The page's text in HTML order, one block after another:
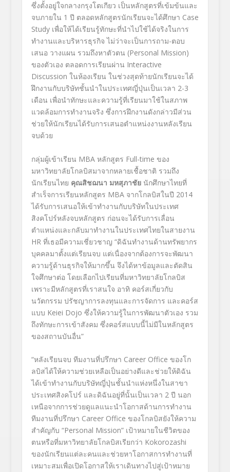
ซึ่งตั้งอยู่ใจกลางกรุงโตเกียว เป็นหลักสูตรที่เข้มข้นและ
จบภายใน 1 ปี ตลอดหลักสูตรนักเรียนจะได้ศึกษา Case
Study เพื่อให้ได้เรียนรู้ทักษะที่นำไปใช้ได้จริงในการ
ทำงานและบริหารธุรกิจ ไม่ว่าจะเป็นการถาม-ตอบ
เสนอ วางแผน รวมถึงหาตัวตน (Personal Mission)
ของตัวเอง ตลอดการเรียนผ่าน Interactive
Discussion ในห้องเรียน ในช่วงสุดท้ายนักเรียนจะได้
ฝึกงานกับบริษัทชั้นนำในประเทศญี่ปุ่นเป็นเวลา 2-3
เดือน เพื่อนำทักษะและความรู้ที่เรียนมาใช้ในสภาพ
แวดล้อมการทำงานจริง ซึ่งการฝึกงานดังกล่าวมีส่วน
ช่วยให้นักเรียนได้รับการเสนอตำแหน่งงานหลังเรียน
จบด้วย
กลุ่มผู้เข้าเรียน MBA หลักสูตร Full-time ของ
มหาวิทยาลัยโกลบิสมาจากหลายเชื้อชาติ รวมถึง
นักเรียนไทย คุณสิชฌนา มหสุภาชัยนักศึกษาไทยที่
สำเร็จการเรียนหลักสูตร MBA จากโกลบิสในปี 2014
ได้รับการเสนอให้เข้าทำงานกับบริษัทในประเทศ
สิงคโปร์หลังจบหลักสูตร ก่อนจะได้รับการเลื่อน
ตำแหน่งและกลับมาทำงานในประเทศไทยในสายงาน
HR ที่เธอมีความเชี่ยวชาญ “ดิฉันทำงานด้านทรัพยากร
บุคคลมาตั้งแต่เรียนจบ แต่เนื่องจากต้องการจะพัฒนา
ความรู้ด้านธุรกิจให้มากขึ้น จึงได้หาข้อมูลและตัดสิน
ใจศึกษาต่อ โดยเลือกไปเรียนที่มหาวิทยาลัยโกลบิส
เพราะมีหลักสูตรที่เราสนใจ อาทิ คอร์สเกี่ยวกับ
นวัตกรรม ปรัชญาการลงทุนและการจัดการ และคอร์ส
แบบ Keiei Dojo ซึ่งให้ความรู้ในการพัฒนาตัวเอง รวม
ถึงทักษะการเข้าสังคม ซึ่งคอร์สแบบนี้ไม่มีในหลักสูตร
ของสถานบันอื่น”
“หลังเรียนจบ ทีมงานที่ปรึกษา Career Office ของโก
ลบิสได้ให้ความช่วยเหลือเป็นอย่างดีและช่วยให้ดิฉัน
ได้เข้าทำงานกับบริษัทญี่ปุ่นชั้นนำแห่งหนึ่งในสาขา
ประเทศสิงคโปร์ และดิฉันอยู่ที่นั้นเป็นเวลา 2 ปี นอก
เหนือจากการช่วยดูแลแนะนำโอกาสด้านการทำงาน
ทีมงานที่ปรึกษา Career Office ของโกลบิสยังให้ความ
สำคัญกับ “Personal Mission” เป้าหมายในชีวิตของ
ตนหรือที่มหาวิทยาลัยโกลบิสเรียกว่า Kokorozashi
ของนักเรียนแต่ละคนและช่วยหาโอกาสการทำงานที่
เหมาะสมเพื่อเปิดโอกาสให้เราเดินทางไปสู่เป้าหมาย